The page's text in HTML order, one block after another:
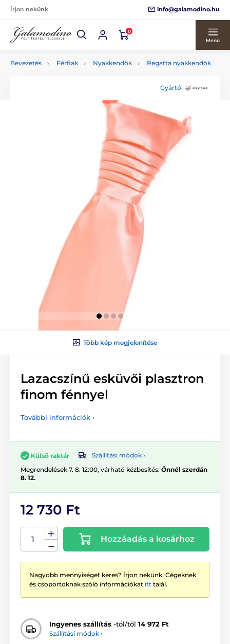
Írjon nekünk info@galamodino.hu
0
Menü
Bevezetés Férfiak Nyakkendők Regatta nyakkendők
Gyártó
Több kép megjelenítése
Lazacszínű esküvői plasztron
finom fénnyel
További információk ›
Külső raktár
Szállítási módok ›
Megrendelések 7. 8. 12:00, várható kézbesítés: Önnél szerdán
8. 12.
12 730 Ft
Hozzáadás a kosárhoz
Nagyobb mennyiséget keres? Írjon nekünk. Cégeknek
és csoportoknak szóló információkat itt talál.
Ingyenes szállítás -tól/től 14 972 Ft
Szállítási módok ›